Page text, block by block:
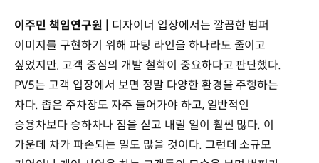
이주민 책임연구원 | 디자이너 입장에서는 깔끔한 범퍼
이미지를 구현하기 위해 파팅 라인을 하나라도 줄이고
싶었지만, 고객 중심의 개발 철학이 중요하다고 판단했다.
PV5는 고객 입장에서 보면 정말 다양한 환경을 주행하는
차다. 좁은 주차장도 자주 들어가야 하고, 일반적인
승용차보다 승하차나 짐을 싣고 내릴 일이 훨씬 많다. 이
가운데 차가 파손되는 일도 많을 것이다. 그런데 소규모